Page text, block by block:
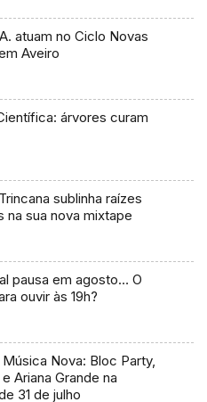
atuam no Ciclo Novas
Aveiro
árvores curam
sublinha raízes
na sua nova mixtape
pausa em agosto… O
ouvir às 19h?
Nova: Bloc Party,
Ariana Grande na
31 de julho